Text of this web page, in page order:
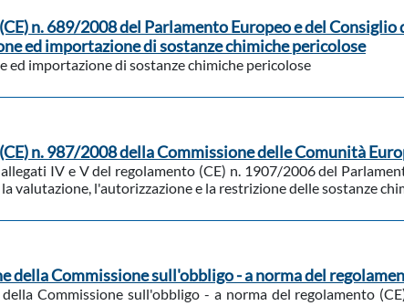
n. 689/2008 del Parlamento Europeo e del Consiglio
ed importazione di sostanze chimiche pericolose
ed importazione di sostanze chimiche pericolose
n. 987/2008 della Commissione delle Comunità
IV e V del regolamento (CE) n. 1907/2006 del
valutazione, l'autorizzazione e la restrizione delle sostanze
della Commissione sull'obbligo - a norma del
Commissione sull'obbligo - a norma del regolamento